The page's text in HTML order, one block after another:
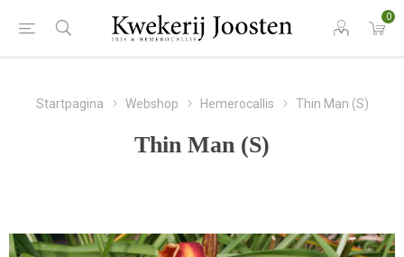
0
Startpagina Webshop Hemerocallis Thin Man (S)
Thin Man (S)